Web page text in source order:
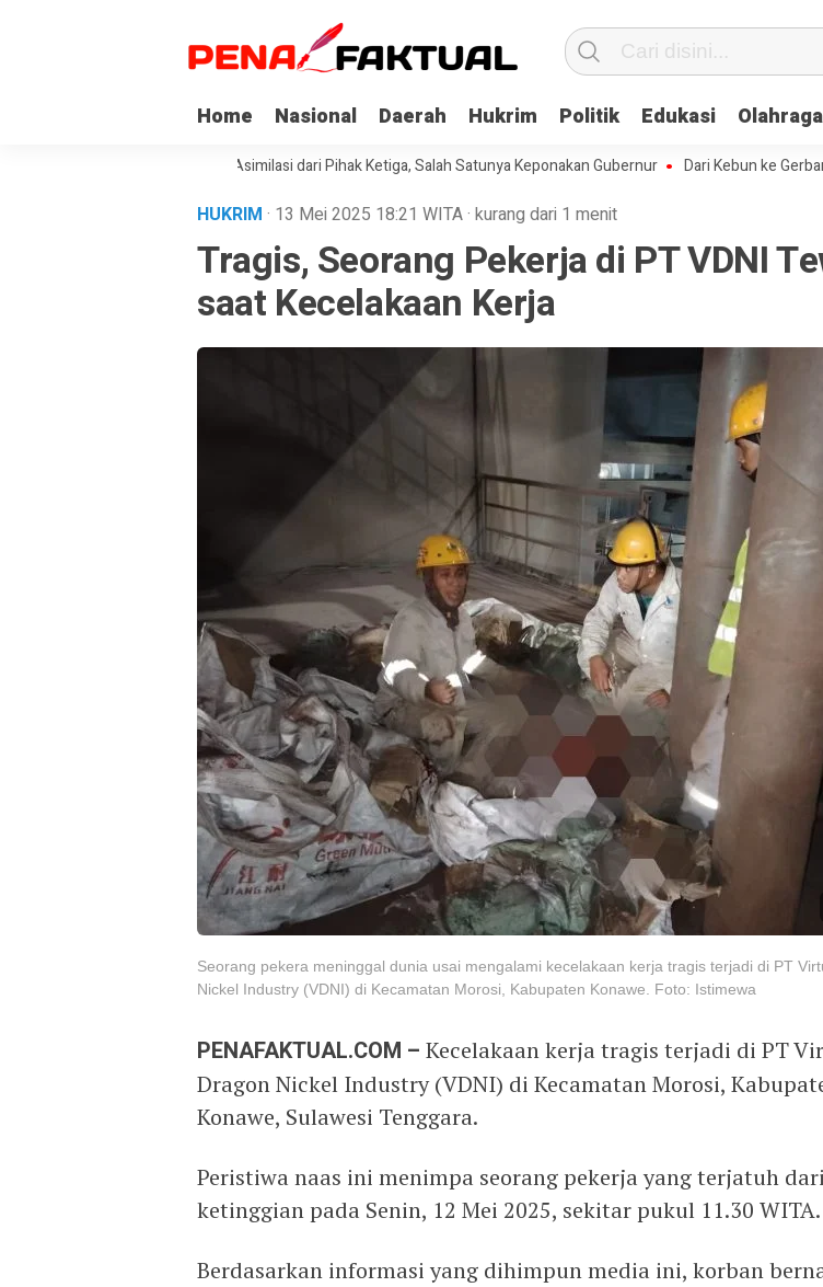
Home Nasional Daerah Hukrim Politik Edukasi Olahraga
Korupsi di Sultra Dapat Asimilasi dari Pihak Ketiga, Salah Satunya Keponakan Gubernur Dari Kebun ke Gerbang Masa
HUKRIM · 13 Mei 2025 18:21 WITA· kurang dari 1 menit
Tragis, Seorang Pekerja di PT VDNI
saat Kecelakaan Kerja
Seorang pekera meninggal dunia usai mengalami kecelakaan kerja tragis terjadi di PT
Nickel Industry (VDNI) di Kecamatan Morosi, Kabupaten Konawe. Foto: Istimewa
PENAFAKTUAL.COM – Kecelakaan kerja tragis terjadi di PT
Dragon Nickel Industry (VDNI) di Kecamatan Morosi,
Konawe, Sulawesi Tenggara.
Peristiwa naas ini menimpa seorang pekerja yang terjatuh dari
ketinggian pada Senin, 12 Mei 2025, sekitar pukul 11.30 WITA.
Berdasarkan informasi yang dihimpun media ini, korban